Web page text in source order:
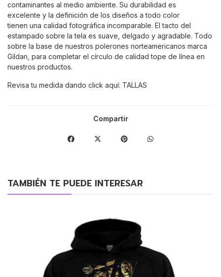
contaminantes al medio ambiente. Su durabilidad es
excelente y la definición de los diseños a todo color
tienen una calidad fotográfica incomparable. El tacto del
estampado sobre la tela es suave, delgado y agradable. Todo
sobre la base de nuestros polerones norteamericanos marca
Gildan, para completar el círculo de calidad tope de línea en
nuestros productos.
Revisa tu medida dando click aquí: TALLAS
Compartir
TAMBIÉN TE PUEDE INTERESAR